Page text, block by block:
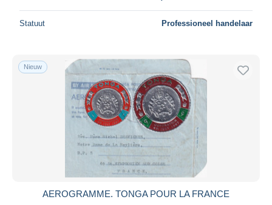
Statuut Professioneel handelaar
Nieuw
AEROGRAMME. TONGA POUR LA FRANCE